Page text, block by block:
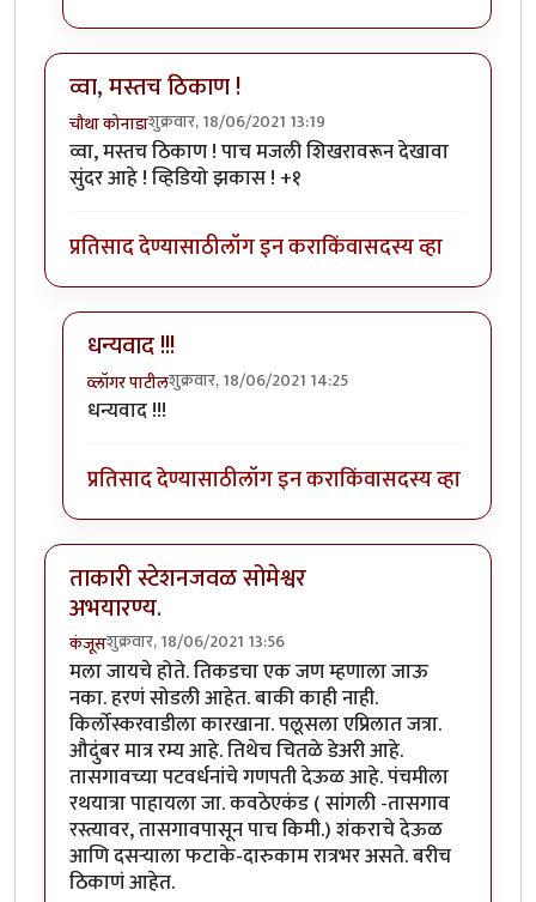
व्वा, मस्तच ठिकाण !
चौथा कोनाडाशुक्रवार, 18/06/2021 13:19
व्वा, मस्तच ठिकाण ! पाच मजली शिखरावरून देखावा
सुंदर आहे ! व्हिडियो झकास ! +१
प्रतिसाद देण्यासाठीलॉग इन कराकिंवासदस्य व्हा
धन्यवाद !!!
व्लॉगर पाटीलशुक्रवार, 18/06/2021 14:25
In reply to
धन्यवाद !!!
प्रतिसाद देण्यासाठीलॉग इन कराकिंवासदस्य व्हा
ताकारी स्टेशनजवळ सोमेश्वर
अभयारण्य.
कंजूसशुक्रवार, 18/06/2021 13:56
मला जायचे होते. तिकडचा एक जण म्हणाला जाऊ
नका. हरणं सोडली आहेत. बाकी काही नाही.
किर्लोस्करवाडीला कारखाना. पलूसला एप्रिलात जत्रा.
औदुंबर मात्र रम्य आहे. तिथेच चितळे डेअरी आहे.
तासगावच्या पटवर्धनांचे गणपती देऊळ आहे. पंचमीला
रथयात्रा पाहायला जा. कवठेएकंड ( सांगली -तासगाव
रस्त्यावर, तासगावपासून पाच किमी.) शंकराचे देऊळ
आणि दसऱ्याला फटाके-दारुकाम रात्रभर असते. बरीच
ठिकाणं आहेत.